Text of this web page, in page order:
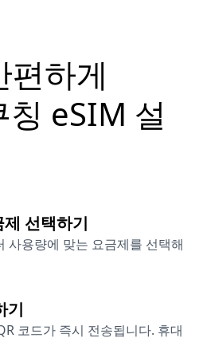
편하게
eSIM 설
선택하기
사용량에 맞는 요금제를 선택해
기
코드가 즉시 전송됩니다. 휴대